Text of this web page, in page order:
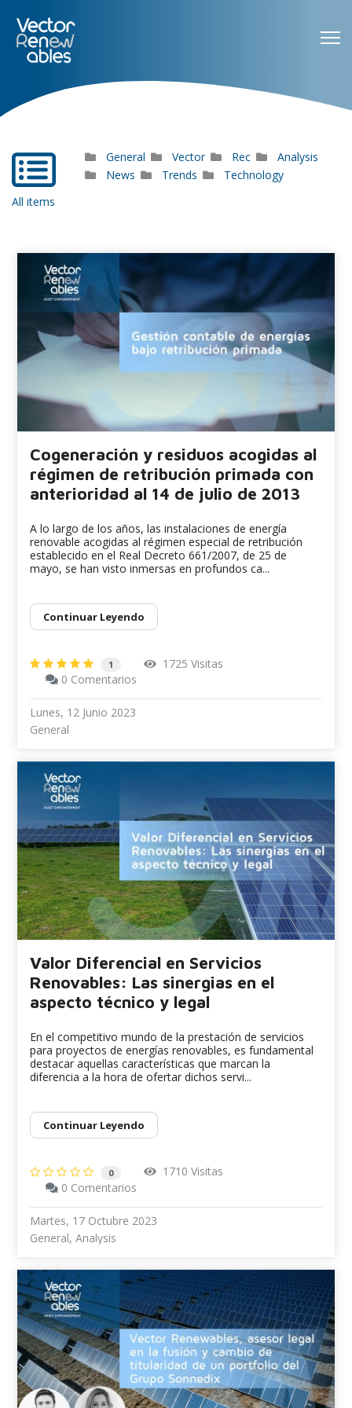
far
All items
General Vector Rec
Analysis
News
Trends Technology
Cogeneración y residuos acogidas al
régimen de retribución primada con
anterioridad al 14 de julio de 2013
A lo largo de los años, las instalaciones de energía
renovable acogidas al régimen especial de retribución
establecido en el Real Decreto 661/2007, de 25 de
mayo, se han visto inmersas en profundos ca...
Continuar Leyendo
1
1725 Visitas
0 Comentarios
Lunes, 12 Junio 2023
General
Valor Diferencial en Servicios
Renovables: Las sinergias en el
aspecto técnico y legal
En el competitivo mundo de la prestación de servicios
para proyectos de energías renovables, es fundamental
destacar aquellas características que marcan la
diferencia a la hora de ofertar dichos servi...
Continuar Leyendo
0
1710 Visitas
0 Comentarios
Martes, 17 Octubre 2023
General Analysis